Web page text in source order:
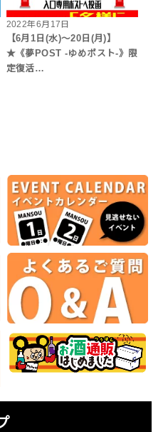
2022年6月17日
【6月1日(水)～20日(月)】
★《夢POST -ゆめポスト-》限
定復活…